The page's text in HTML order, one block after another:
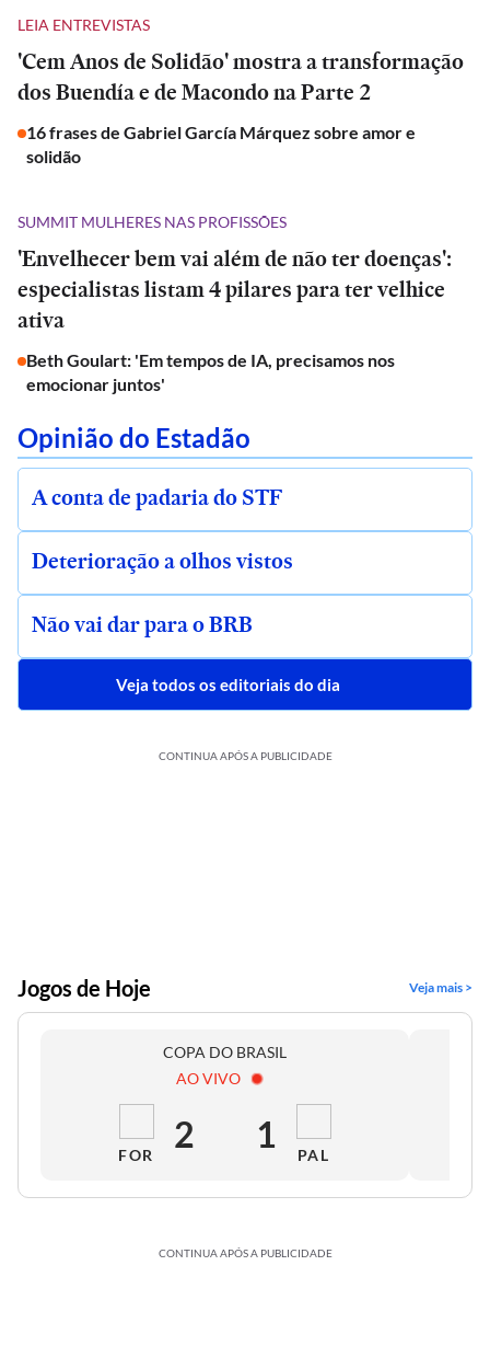
LEIA ENTREVISTAS
'Cem Anos de Solidão' mostra a transformação
dos Buendía e de Macondo na Parte 2
16 frases de Gabriel García Márquez sobre amor e
solidão
SUMMIT MULHERES NAS PROFISSÕES
'Envelhecer bem vai além de não ter doenças':
especialistas listam 4 pilares para ter velhice
ativa
Beth Goulart: 'Em tempos de IA, precisamos nos
emocionar juntos'
Opinião do Estadão
A conta de padaria do STF
Deterioração a olhos vistos
Não vai dar para o BRB
Veja todos os editoriais do dia
CONTINUA APÓS A PUBLICIDADE
Jogos de Hoje Veja mais >
COPA DO BRASIL
AO VIVO
FOR 2 1 PAL
CONTINUA APÓS A PUBLICIDADE